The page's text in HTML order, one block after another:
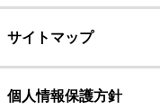
サイトマップ
個人情報保護方針